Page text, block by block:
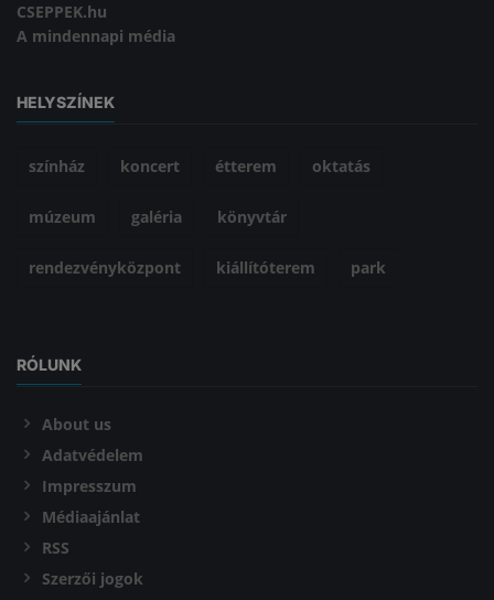
CSEPPEK.hu
A mindennapi média
HELYSZÍNEK
színház koncert étterem oktatás
múzeum galéria könyvtár
rendezvényközpont kiállítóterem park
RÓLUNK
About us
Adatvédelem
Impresszum
Médiaajánlat
RSS
Szerzői jogok